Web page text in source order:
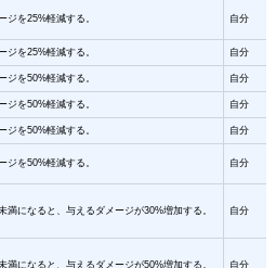
ジを25%軽減する。 自分
ジを25%軽減する。 自分
ジを50%軽減する。 自分
ジを50%軽減する。 自分
ジを50%軽減する。 自分
ジを50%軽減する。 自分
満になると、与えるダメージが30%増加する。 自分
満になると、与えるダメージが50%増加する。 自分